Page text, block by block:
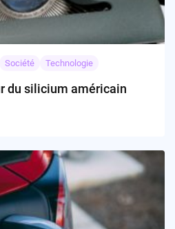
Société Technologie
du silicium américain